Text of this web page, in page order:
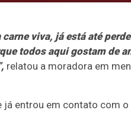
carne viva, já está até
todos aqui gostam de
relatou a moradora em
entrou em contato com